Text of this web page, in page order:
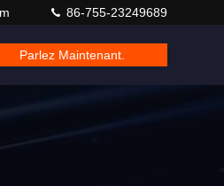
86-755-23249689
Parlez Maintenant.